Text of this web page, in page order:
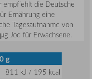
empfiehlt die Deutsche
Ernährung eine
Tagesaufnahme von
Jod für Erwachsene.
g
811 kJ / 195 kcal